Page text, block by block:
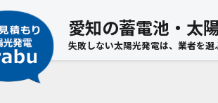
愛知の蓄電池・太
失敗しない太陽光発電は、業者を選